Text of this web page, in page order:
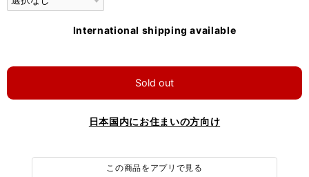
International shipping available
Sold out
日本国内にお住まいの方向け
この商品をアプリで見る